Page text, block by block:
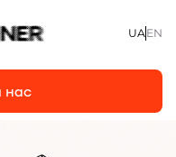
UAEN
нас